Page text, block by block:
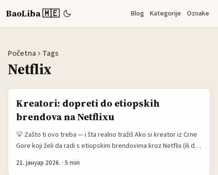
BaoLiba 🇲🇪 Blog Kategorije Oznake
Početna Tags
Netflix
Kreatori: dopreti do etiopskih
brendova na Netflixu
💡 Zašto ti ovo treba — i šta realno tražiš Ako si kreator iz Crne
Gore koji želi da radi s etiopskim brendovima kroz Netflix (ili da
vrijeme: način da dopreš do tih brendova i recept kako napraviti
21. јануар 2026. · 5 min